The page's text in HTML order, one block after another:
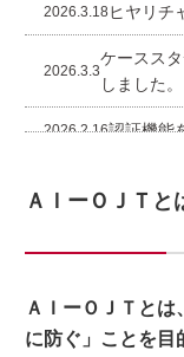
2026.3.18 ヒヤリチ
2026.3.3
ケースス
しました。
2026.2.16認証機能
2026.2.13
た。
ヒヤリハ
2026.2.4
1つの報
る機能を
ＡＩーＯＪＴと
ＡＩーＯＪＴとは、
に防ぐ」ことを目